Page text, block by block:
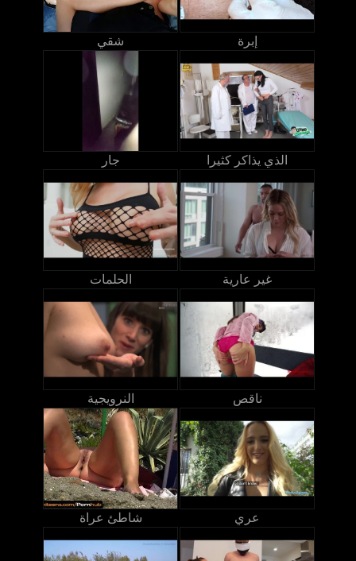
شقي إبرة
جار الذي يذاكر كثيرا
الحلمات غير عارية
النرويجية ناقص
شاطئ عراة عري